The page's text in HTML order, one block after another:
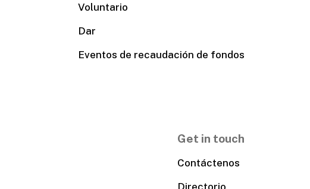
Voluntario
Dar
Eventos de recaudación de fondos
Get in touch
Contáctenos
Directorio